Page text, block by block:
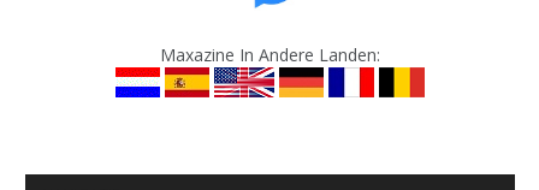
Maxazine In Andere Landen: